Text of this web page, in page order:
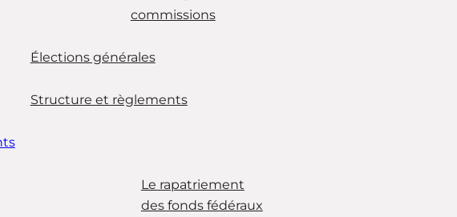
commissions
Élections générales
Structure et règlements
Le rapatriement
des fonds fédéraux